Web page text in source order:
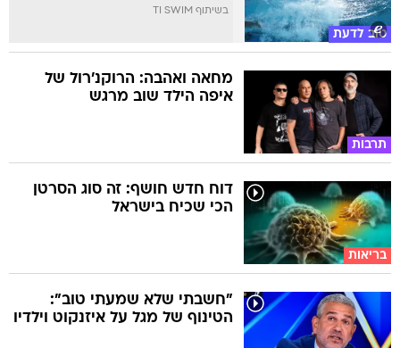
טוב לדעת
בשיתוף TI SWIM
תרבות
מחאה ואהבה: הרוקנ'רול של
איפה הילד שוב מרגש
בריאות
דוח חדש חושף: זה סוג הסרטן
הכי שכיח בישראל
"חשבתי שלא שמעתי טוב":
הטינוף של מגל על איזנקוט וילדיו